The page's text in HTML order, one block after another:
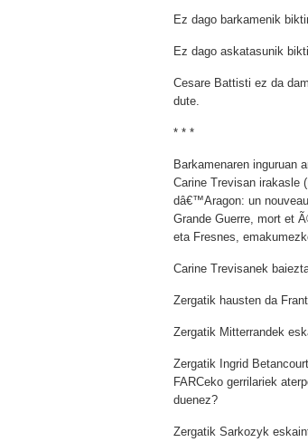
Ez dago barkamenik
Ez dago askatasunik
Cesare Battisti ez da
dute.
* * *
Barkamenaren inguruan
Carine Trevisan irakasle
dâ€™Aragon: un
Grande Guerre, mort et
eta Fresnes,
Carine Trevisanek
Zergatik hausten da
Zergatik Mitterrandek
Zergatik Ingrid
FARCeko gerrilariek
duenez?
Zergatik Sarkozyk